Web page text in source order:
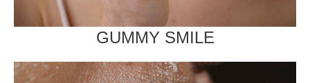
GUMMY SMILE